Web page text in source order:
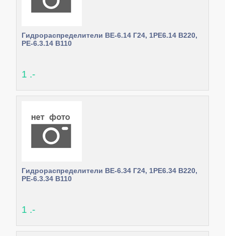
Гидрораспределители ВЕ-6.14 Г24, 1РЕ6.14 В220,
РЕ-6.3.14 В110
1 .-
Гидрораспределители ВЕ-6.34 Г24, 1РЕ6.34 В220,
РЕ-6.3.34 В110
1 .-